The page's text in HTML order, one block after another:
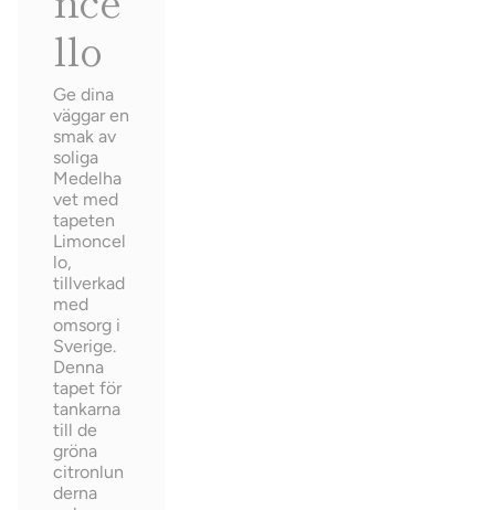
llo
Ge dina
väggar en
smak av
soliga
Medelha
vet med
tapeten
Limoncel
lo,
tillverkad
med
omsorg i
Sverige.
Denna
tapet för
tankarna
till de
gröna
citronlun
derna